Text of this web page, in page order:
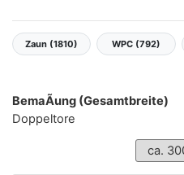
Zaun (1810) WPC (792)
BemaÃung (Gesamtbreite)
Doppeltore